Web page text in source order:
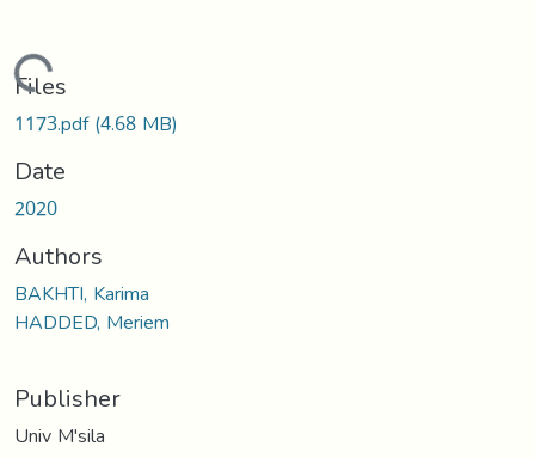
Loading...
Files
1173.pdf(4.68 MB)
Date
2020
Authors
BAKHTI, Karima
HADDED, Meriem
Publisher
Univ M'sila